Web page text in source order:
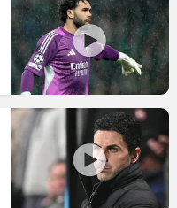
מדיניות פרטיות
תקנון פעילות ספורט 1
רשיון להקרנה פומבית
הצטרפות לחבילת
לוח דרושים – ג'ובנט
גיימינג E-Sports